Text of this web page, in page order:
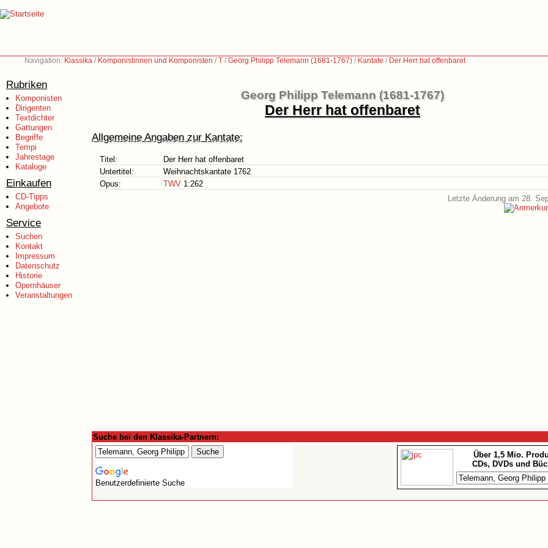
Navigation: Klassika / Komponistinnen und Komponisten /T /Georg Philipp Telemann (1681-1767) / Kantate / Der Herr hat offenbaret
Rubriken
Komponisten
Dirigenten
Textdichter
Gattungen
Begriffe
Tempi
Jahrestage
Kataloge
Einkaufen
CD-Tipps
Angebote
Service
Suchen
Kontakt
Impressum
Datenschutz
Historie
Opernhäuser
Veranstaltungen
Georg Philipp Telemann (1681-1767)
Der Herr hat offenbaret
Allgemeine Angaben zur Kantate:
Titel:
Der Herr hat offenbaret
Untertitel:
Weihnachtskantate 1762
Opus:
TWV 1:262
Letzte Änderung am 28.
Suche bei den Klassika-Partnern:
Benutzerdefinierte Suche
Über 1,5 Mio.
CDs, DVDs und